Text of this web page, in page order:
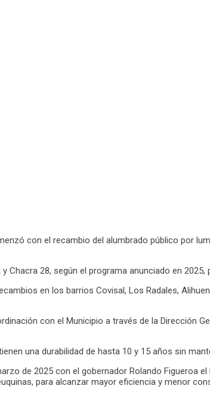
con el recambio del alumbrado público por
Chacra 28, según el programa anunciado en
en los barrios Covisal, Los Radales,
con el Municipio a través de la Dirección
una durabilidad de hasta 10 y 15 años sin
de 2025 con el gobernador Rolando Figueroa
para alcanzar mayor eficiencia y menor